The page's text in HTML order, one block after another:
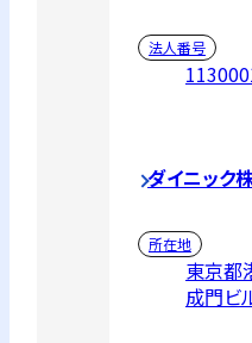
法人番号
ダイニック
所在地
東京都
成門ビ